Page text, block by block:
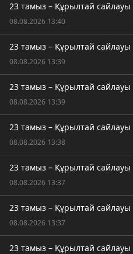
23 тамыз – Құрылтай сайлауы
08.08.2026 13:40
23 тамыз – Құрылтай сайлауы
08.08.2026 13:39
23 тамыз – Құрылтай сайлауы
08.08.2026 13:39
23 тамыз – Құрылтай сайлауы
08.08.2026 13:38
23 тамыз – Құрылтай сайлауы
08.08.2026 13:37
23 тамыз – Құрылтай сайлауы
08.08.2026 13:37
23 тамыз – Құрылтай сайлауы